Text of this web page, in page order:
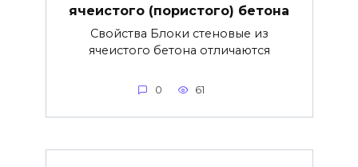
ячеистого (пористого) бетона
Свойства Блоки стеновые из
ячеистого бетона отличаются
0 61